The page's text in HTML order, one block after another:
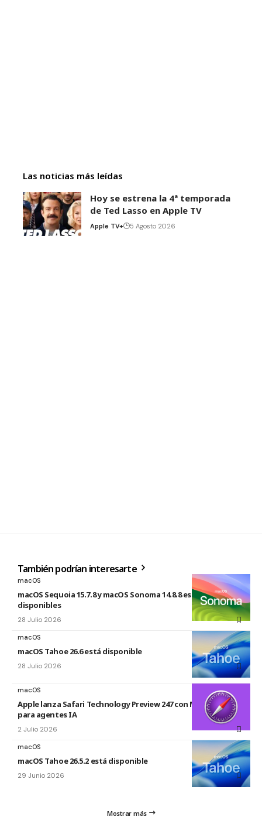
Las noticias más leídas
Hoy se estrena la 4ª temporada
de Ted Lasso en Apple TV
Apple TV+ 5 Agosto 2026
También podrían interesarte
macOS
macOS Sequoia 15.7.8 y macOS Sonoma 14.8.8 están
disponibles
28 Julio 2026
macOS
macOS Tahoe 26.6 está disponible
28 Julio 2026
macOS
Apple lanza Safari Technology Preview 247 con MCP Server
para agentes IA
2 Julio 2026
macOS
macOS Tahoe 26.5.2 está disponible
29 Junio 2026
Mostrar más